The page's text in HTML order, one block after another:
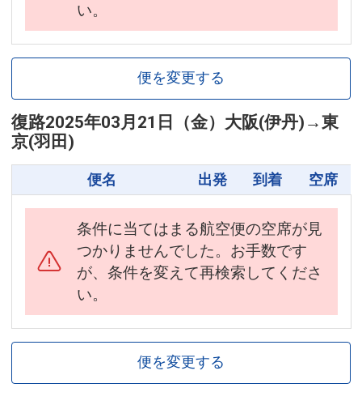
い。
便を変更する
復路2025年03月21日（金） 大阪(伊丹) →東
京(羽田)
便名 出発 到着 空席
条件に当てはまる航空便の空席が見
つかりませんでした。お手数です
が、条件を変えて再検索してくださ
い。
便を変更する